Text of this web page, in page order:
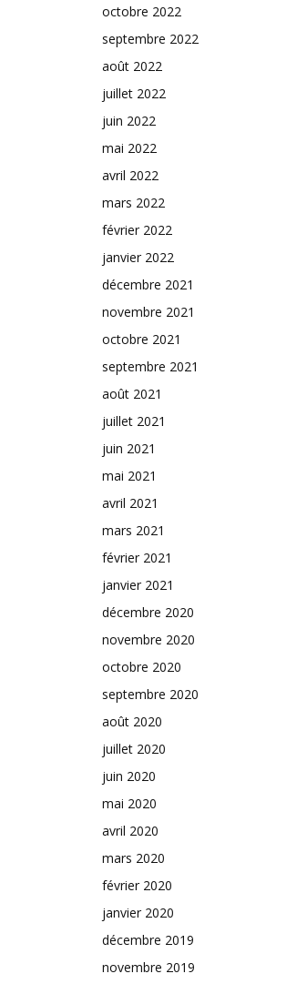
octobre 2022
septembre 2022
août 2022
juillet 2022
juin 2022
mai 2022
avril 2022
mars 2022
février 2022
janvier 2022
décembre 2021
novembre 2021
octobre 2021
septembre 2021
août 2021
juillet 2021
juin 2021
mai 2021
avril 2021
mars 2021
février 2021
janvier 2021
décembre 2020
novembre 2020
octobre 2020
septembre 2020
août 2020
juillet 2020
juin 2020
mai 2020
avril 2020
mars 2020
février 2020
janvier 2020
décembre 2019
novembre 2019